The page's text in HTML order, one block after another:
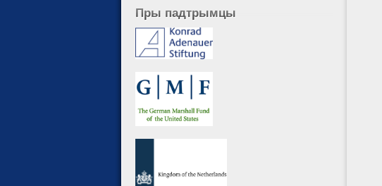
Пры падтрымцы